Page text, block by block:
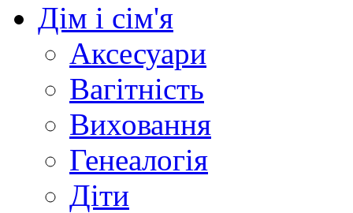
Дім і сім'я
Аксесуари
Вагітність
Виховання
Генеалогія
Діти